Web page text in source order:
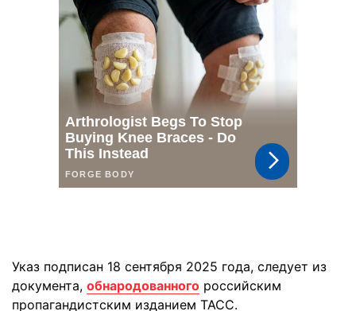
Указ подписан 18 сентября 2025 года, следует из
документа, обнародованного российским
пропагандистским изданием ТАСС.